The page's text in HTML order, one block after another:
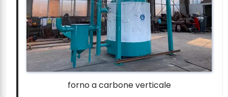
forno a carbone verticale